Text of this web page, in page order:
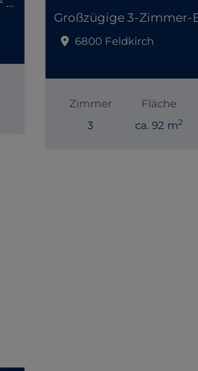
Exklusive 4-Zimmer Wohnung | 116m² Gesamtfläche | 100m² Wfl. | Loggia mit Südwestausrichtung | moderner Einrichtung | Bergblick
6800 Feldkirch
Zimmer
3
Fläche
ca. 92 m2